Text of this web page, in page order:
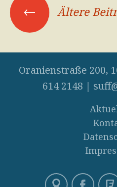
Beitrags-
← Ältere
Oranienstraße 200,
614 2148 |